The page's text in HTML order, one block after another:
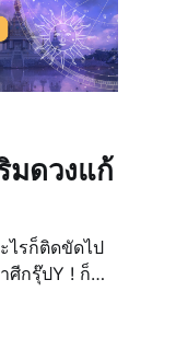
มดวงแก้
ไรก็ติดขัดไป
ศีกรุ๊ปY ! ก็
ะกระทำการ